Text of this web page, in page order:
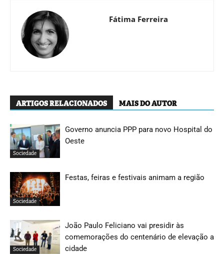
Fátima Ferreira
ARTIGOS RELACIONADOS MAIS DO AUTOR
Sociedade
Governo anuncia PPP para novo Hospital do
Oeste
Sociedade
Festas, feiras e festivais animam a região
Sociedade
João Paulo Feliciano vai presidir às
comemorações do centenário de elevação a
cidade